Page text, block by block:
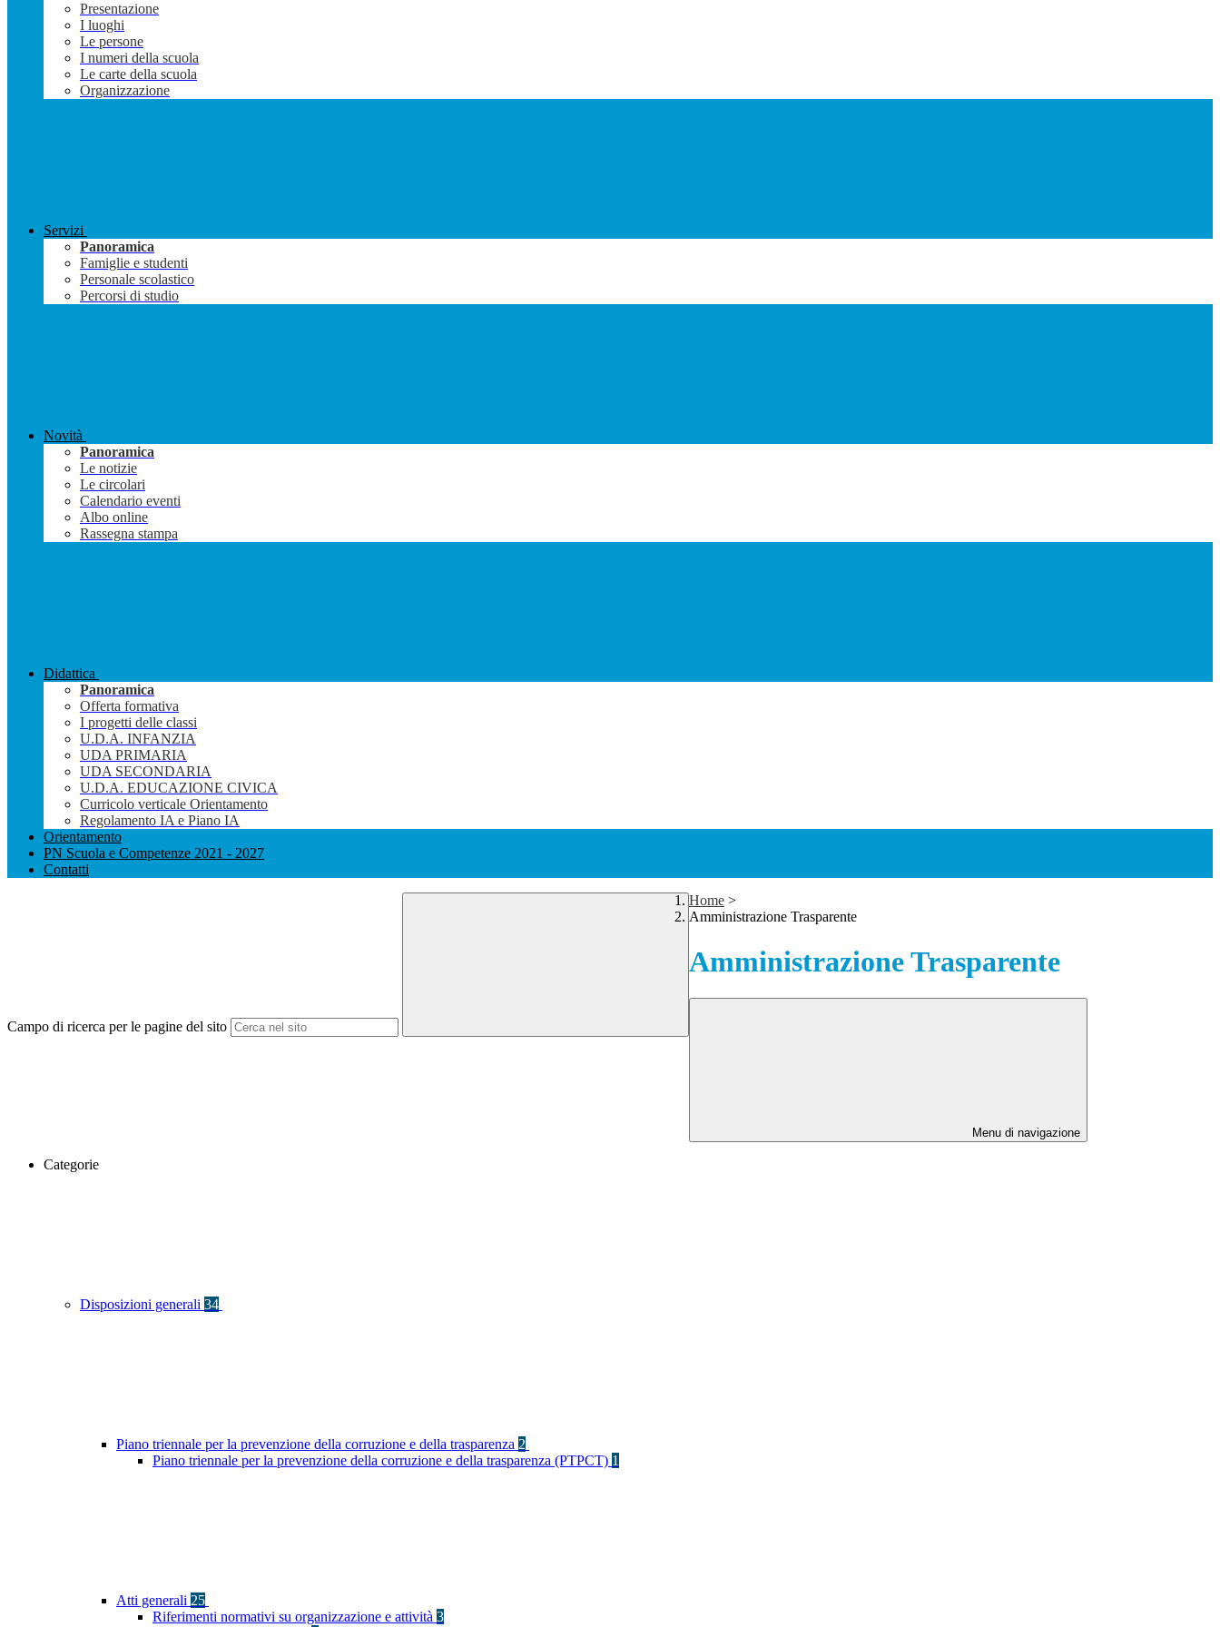
Presentazione
I luoghi
Le persone
I numeri della scuola
Le carte della scuola
Organizzazione
Servizi
Panoramica
Famiglie e studenti
Personale scolastico
Percorsi di studio
Novità
Panoramica
Le notizie
Le circolari
Calendario eventi
Albo online
Rassegna stampa
Didattica
Panoramica
Offerta formativa
I progetti delle classi
U.D.A. INFANZIA
UDA PRIMARIA
UDA SECONDARIA
U.D.A. EDUCAZIONE CIVICA
Curricolo verticale Orientamento
Regolamento IA e Piano IA
Orientamento
PN Scuola e Competenze 2021 - 2027
Contatti
Campo di ricerca per le pagine del sito
Home >
Amministrazione Trasparente
Amministrazione Trasparente
Menu di navigazione
Categorie
Disposizioni generali 34
Piano triennale per la prevenzione della corruzione e della trasparenza 2
Piano triennale per la prevenzione della corruzione e della trasparenza (PTPCT) 1
Atti generali 25
Riferimenti normativi su organizzazione e attività 3